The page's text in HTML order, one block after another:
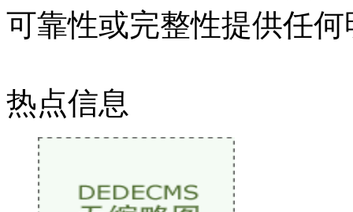
可靠性或完整性提供任
热点信息